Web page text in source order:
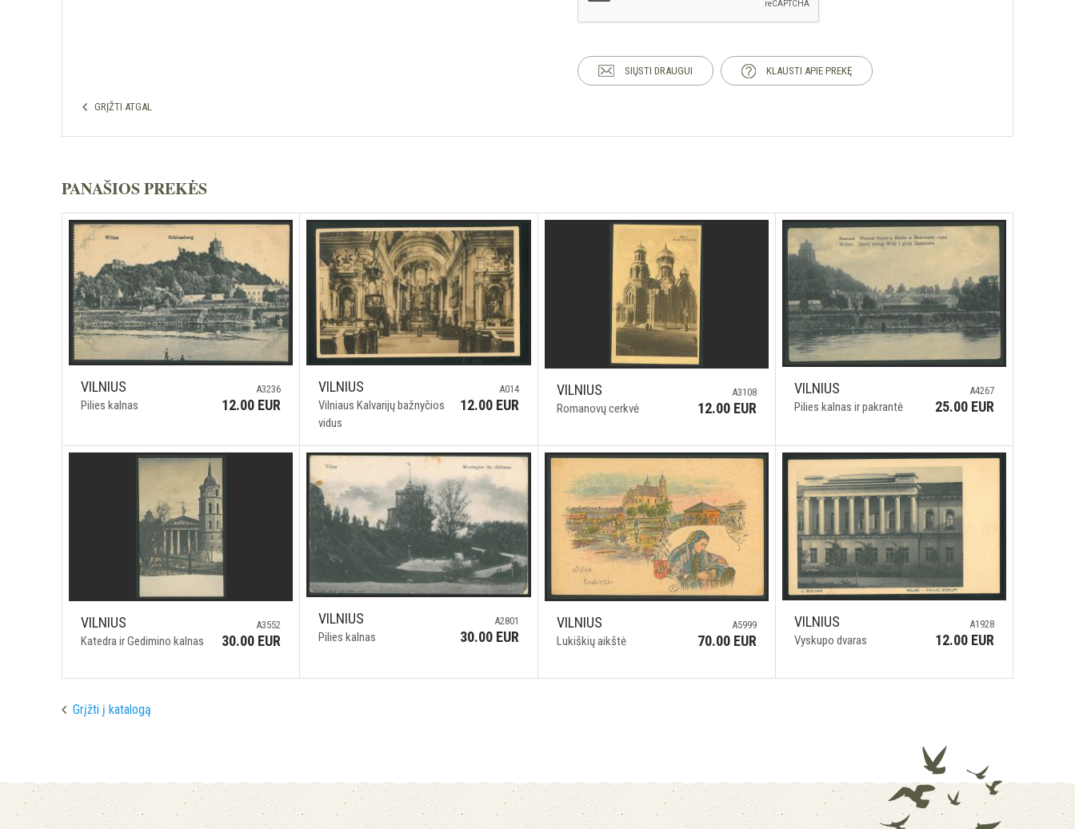
SIŲSTI DRAUGUI KLAUSTI APIE PREKĘ
GRĮŽTI ATGAL
PANAŠIOS PREKĖS
VILNIUS
Pilies kalnas
A3236
12.00 EUR
VILNIUS
Vilniaus Kalvarijų bažnyčios
vidus
A014
12.00 EUR
VILNIUS
Romanovų cerkvė
A3108
12.00 EUR
VILNIUS
Pilies kalnas ir pakrantė
A4267
25.00 EUR
VILNIUS
Katedra ir Gedimino kalnas
A3552
30.00 EUR
VILNIUS
Pilies kalnas
A2801
30.00 EUR
VILNIUS
Lukiškių aikštė
A5999
70.00 EUR
VILNIUS
Vyskupo dvaras
A1928
12.00 EUR
Grįžti į katalogą